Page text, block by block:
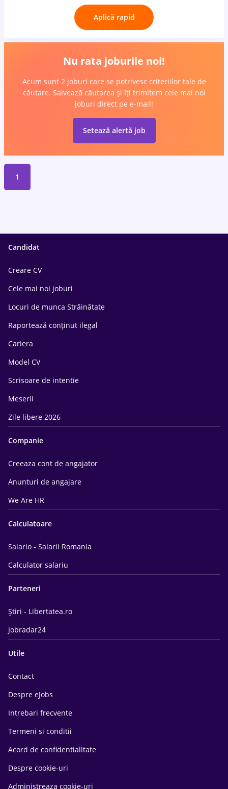
Aplică rapid
Nu rata joburile noi!
Acum sunt 2 joburi care se potrivesc criteriilor tale de
căutare. Salvează căutarea și îți trimitem cele mai noi
joburi direct pe e-mail!
Setează alertă job
1
Candidat
Creare CV
Cele mai noi joburi
Locuri de munca Străinătate
Raportează conținut ilegal
Cariera
Model CV
Scrisoare de intentie
Meserii
Zile libere 2026
Companie
Creeaza cont de angajator
Anunturi de angajare
We Are HR
Calculatoare
Salario - Salarii Romania
Calculator salariu
Parteneri
Știri - Libertatea.ro
Jobradar24
Utile
Contact
Despre eJobs
Intrebari frecvente
Termeni si conditii
Acord de confidentialitate
Despre cookie-uri
Administreaza cookie-uri